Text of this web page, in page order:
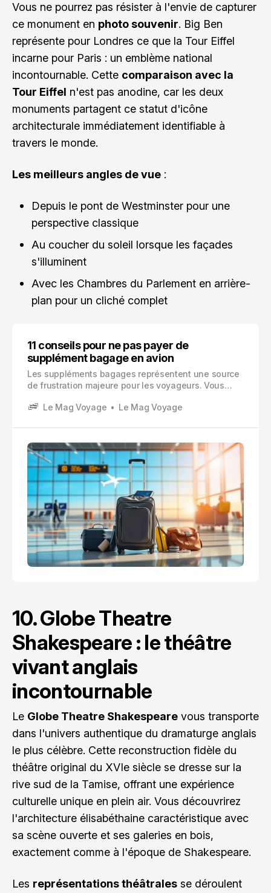
Vous ne pourrez pas résister à l'envie de capturer
ce monument en photo souvenir. Big Ben
représente pour Londres ce que la Tour Eiffel
incarne pour Paris : un emblème national
incontournable. Cette comparaison avec la
Tour Eiffel n'est pas anodine, car les deux
monuments partagent ce statut d'icône
architecturale immédiatement identifiable à
travers le monde.
Les meilleurs angles de vue :
Depuis le pont de Westminster pour une
perspective classique
Au coucher du soleil lorsque les façades
s'illuminent
Avec les Chambres du Parlement en arrière-
plan pour un cliché complet
11 conseils pour ne pas payer de
supplément bagage en avion
Les suppléments bagages représentent une source
de frustration majeure pour les voyageurs. Vous
désagréable : vous arrivez à l’aéroport, votre valise
Le Mag Voyage Le Mag Voyage
10. Globe Theatre
Shakespeare : le théâtre
vivant anglais
incontournable
Le Globe Theatre Shakespeare vous transporte
dans l'univers authentique du dramaturge anglais
le plus célèbre. Cette reconstruction fidèle du
théâtre original du XVIe siècle se dresse sur la
rive sud de la Tamise, offrant une expérience
culturelle unique en plein air. Vous découvrirez
l'architecture élisabéthaine caractéristique avec
sa scène ouverte et ses galeries en bois,
exactement comme à l'époque de Shakespeare.
Les représentations théâtrales se déroulent